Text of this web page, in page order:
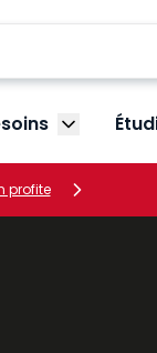
menu Vos
Afficher le
profite